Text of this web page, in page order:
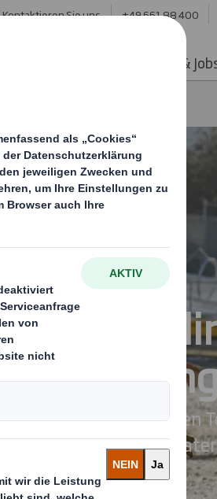
Kontaktieren Sie uns +49 661 88 400
Karriere &
Jahr etwa 6 Millionen